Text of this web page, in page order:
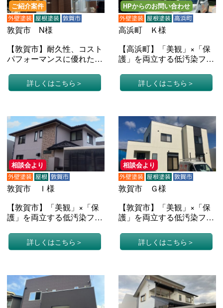
ご紹介案件
外壁塗装 屋根塗装 敦賀市
敦賀市 N様
【敦賀市】耐久性、コスト
パフォーマンスに優れたシ
根塗装（戸建てＮ様邸）
詳しくはこちら
HPからのお問い合わせ
外壁塗装 屋根塗装 高浜町
高浜町 Ｋ様
【高浜町】「美観」×「保
護」を両立する低汚染フッ
装（戸建てＫ様邸）
詳しくはこちら
相談会より
外壁塗装 屋根 敦賀市
敦賀市 Ｉ様
【敦賀市】「美観」×「保
護」を両立する低汚染フッ
バー（戸建てＩ様邸）
詳しくはこちら
相談会より
外壁塗装 屋根塗装 敦賀市
敦賀市 Ｇ様
【敦賀市】「美観」×「保
護」を両立する低汚染フッ
料で屋根塗装（戸建てＧ様
邸） 詳しくはこちら